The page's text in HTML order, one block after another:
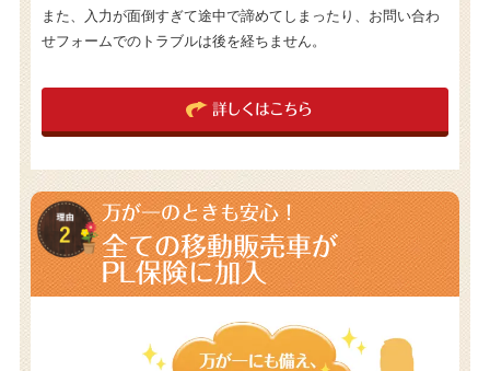
また、入力が面倒すぎて途中で諦めてしまったり、お問い合わ
せフォームでのトラブルは後を経ちません。
詳しくはこちら
万が一のときも安心！
全ての移動販売車が
PL保険に加入